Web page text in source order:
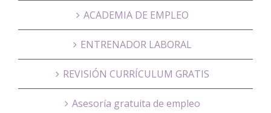
ACADEMIA DE EMPLEO
ENTRENADOR LABORAL
REVISIÓN CURRÍCULUM GRATIS
Asesoría gratuita de empleo